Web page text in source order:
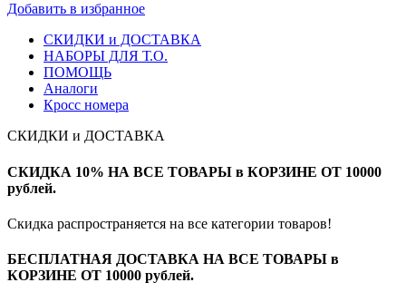
Добавить в избранное
СКИДКИ и ДОСТАВКА
НАБОРЫ ДЛЯ Т.О.
ПОМОЩЬ
Аналоги
Кросс номера
СКИДКИ и ДОСТАВКА
СКИДКА 10% НА ВСЕ ТОВАРЫ в КОРЗИНЕ ОТ 10000
рублей.
Скидка распространяется на все категории товаров!
БЕСПЛАТНАЯ ДОСТАВКА НА ВСЕ ТОВАРЫ в
КОРЗИНЕ ОТ 10000 рублей.